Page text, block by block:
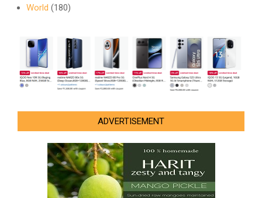
World (180)
ADVERTISEMENT